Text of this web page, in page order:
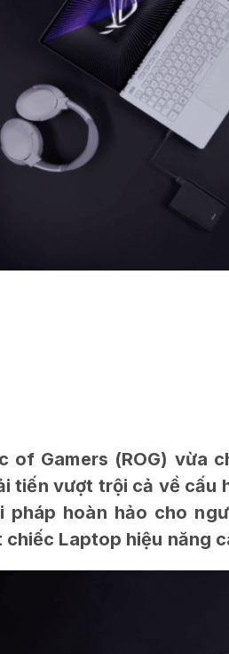
of Gamers (ROG) vừa
tiến vượt trội cả về cấu
pháp hoàn hảo cho
chiếc Laptop hiệu năng